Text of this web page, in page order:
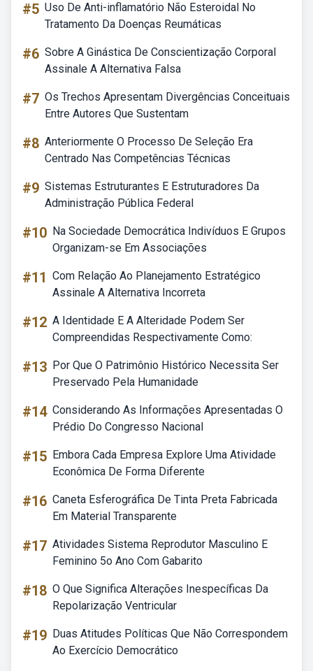
#5 Uso De Anti-inflamatório Não Esteroidal No
Tratamento Da Doenças Reumáticas
#6 Sobre A Ginástica De Conscientização Corporal
Assinale A Alternativa Falsa
#7 Os Trechos Apresentam Divergências Conceituais
Entre Autores Que Sustentam
#8 Anteriormente O Processo De Seleção Era
Centrado Nas Competências Técnicas
#9 Sistemas Estruturantes E Estruturadores Da
Administração Pública Federal
#10 Na Sociedade Democrática Indivíduos E Grupos
Organizam-se Em Associações
#11 Com Relação Ao Planejamento Estratégico
Assinale A Alternativa Incorreta
#12 A Identidade E A Alteridade Podem Ser
Compreendidas Respectivamente Como:
#13 Por Que O Patrimônio Histórico Necessita Ser
Preservado Pela Humanidade
#14 Considerando As Informações Apresentadas O
Prédio Do Congresso Nacional
#15 Embora Cada Empresa Explore Uma Atividade
Econômica De Forma Diferente
#16 Caneta Esferográfica De Tinta Preta Fabricada
Em Material Transparente
#17 Atividades Sistema Reprodutor Masculino E
Feminino 5o Ano Com Gabarito
#18 O Que Significa Alterações Inespecíficas Da
Repolarização Ventricular
#19 Duas Atitudes Políticas Que Não Correspondem
Ao Exercício Democrático